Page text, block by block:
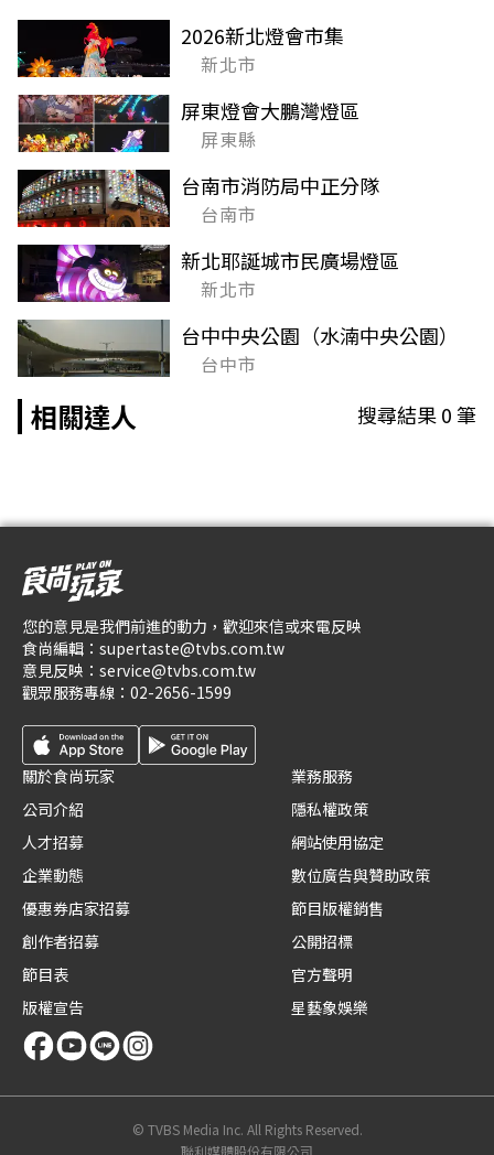
2026新北燈會市集
新北市
屏東燈會大鵬灣燈區
屏東縣
台南市消防局中正分隊
台南市
新北耶誕城市民廣場燈區
新北市
台中中央公園（水湳中央公園）
台中市
相關達人 搜尋結果0筆
您的意見是我們前進的動力，歡迎來信或來電反映
食尚編輯： supertaste@tvbs.com.tw
意見反映： service@tvbs.com.tw
觀眾服務專線： 02-2656-1599
關於食尚玩家
公司介紹
人才招募
企業動態
優惠券店家招募
創作者招募
節目表
版權宣告
業務服務
隱私權政策
網站使用協定
數位廣告與贊助政策
節目版權銷售
公開招標
官方聲明
星藝象娛樂
© TVBS Media Inc. All Rights Reserved.
聯利媒體股份有限公司